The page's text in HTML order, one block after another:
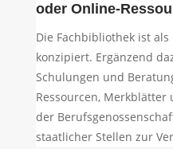
oder Online-
Die Fachbibliothek ist
konzipiert. Ergänzend
Schulungen und
Ressourcen,
der
staatlicher Stellen zur